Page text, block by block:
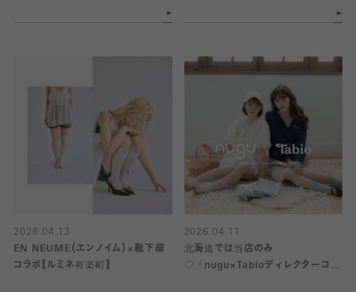
2026.04.13
EN NEUME（エンノイム）×靴下屋
コラボ【ルミネ有楽町】
2026.04.11
北海道では当店のみ
♡『nugu×Tabioディレクターコラ